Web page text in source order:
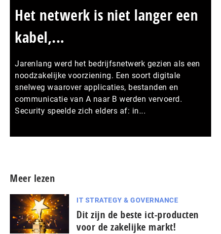
Het netwerk is niet langer een
kabel,...
Jarenlang werd het bedrijfsnetwerk gezien als een
noodzakelijke voorziening. Een soort digitale
snelweg waarover applicaties, bestanden en
communicatie van A naar B werden vervoerd.
Security speelde zich elders af: in...
Meer lezen
IT STRATEGY & GOVERNANCE
Dit zijn de beste ict-producten
voor de zakelijke markt!